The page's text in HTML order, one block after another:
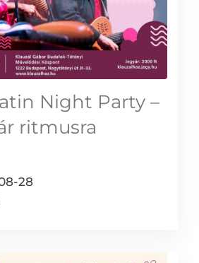
Night Party –
ritmusra
28